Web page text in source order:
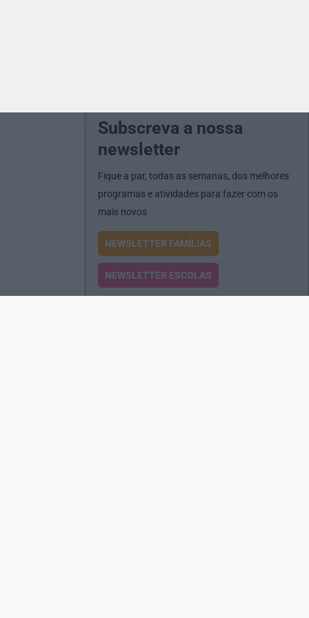
Subscreva a nossa
newsletter
Fique a par, todas as semanas, dos melhores
programas e atividades para fazer com os
mais novos
NEWSLETTER FAMÍLIAS
NEWSLETTER ESCOLAS